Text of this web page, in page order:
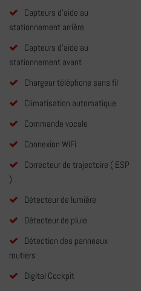
Capteurs d'aide au
stationnement arrière
Capteurs d'aide au
stationnement avant
Chargeur téléphone sans fil
Climatisation automatique
Commande vocale
Connexion WiFi
Correcteur de trajectoire ( ESP
)
Détecteur de lumière
Détecteur de pluie
Détection des panneaux
routiers
Digital Cockpit